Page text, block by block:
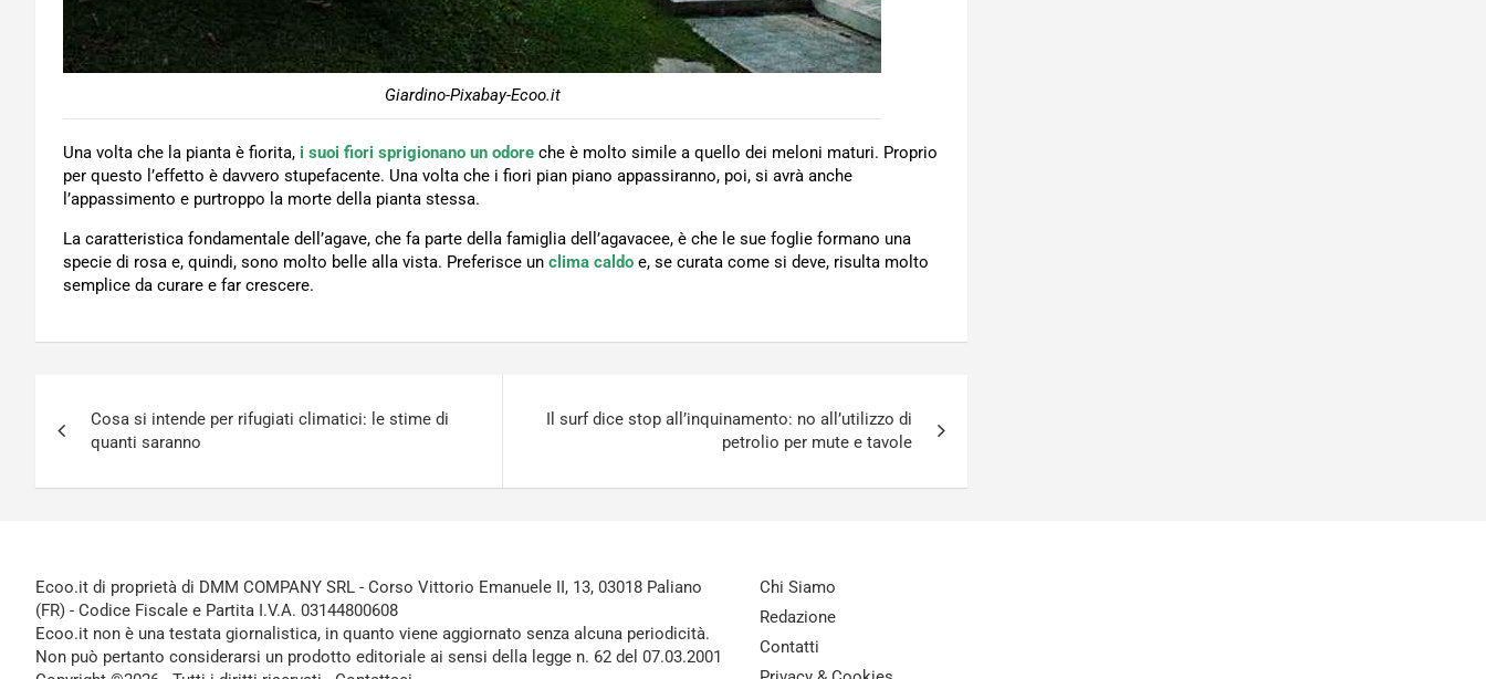
Giardino-Pixabay-Ecoo.it
Una volta che la pianta è fiorita, i suoi fiori sprigionano un odore che è molto simile a quello dei meloni maturi. Proprio
per questo l’effetto è davvero stupefacente. Una volta che i fiori pian piano appassiranno, poi, si avrà anche
l’appassimento e purtroppo la morte della pianta stessa.
La caratteristica fondamentale dell’agave, che fa parte della famiglia dell’agavacee, è che le sue foglie formano una
specie di rosa e, quindi, sono molto belle alla vista. Preferisce un clima caldo e, se curata come si deve, risulta molto
semplice da curare e far crescere.
articoli
Cosa si intende per rifugiati climatici: le stime di
quanti saranno
Il surf dice stop all’inquinamento: no all’utilizzo di
petrolio per mute e tavole
Ecoo.it di proprietà di DMM COMPANY SRL - Corso Vittorio Emanuele II, 13, 03018 Paliano
(FR) - Codice Fiscale e Partita I.V.A. 03144800608
Ecoo.it non è una testata giornalistica, in quanto viene aggiornato senza alcuna periodicità.
Non può pertanto considerarsi un prodotto editoriale ai sensi della legge n. 62 del 07.03.2001
Chi Siamo
Redazione
Contatti